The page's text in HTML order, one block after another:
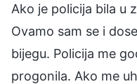
Ako je policija bila u
Ovamo sam se i
bijegu. Policija me
progonila. Ako me